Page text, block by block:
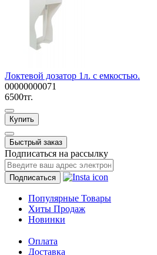
Локтевой дозатор 1л. с емкостью.
00000000071
6500тг.
Купить
Быстрый заказ
Подписаться на рассылку
Подписаться
Популярные Товары
Хиты Продаж
Новинки
Оплата
Доставка